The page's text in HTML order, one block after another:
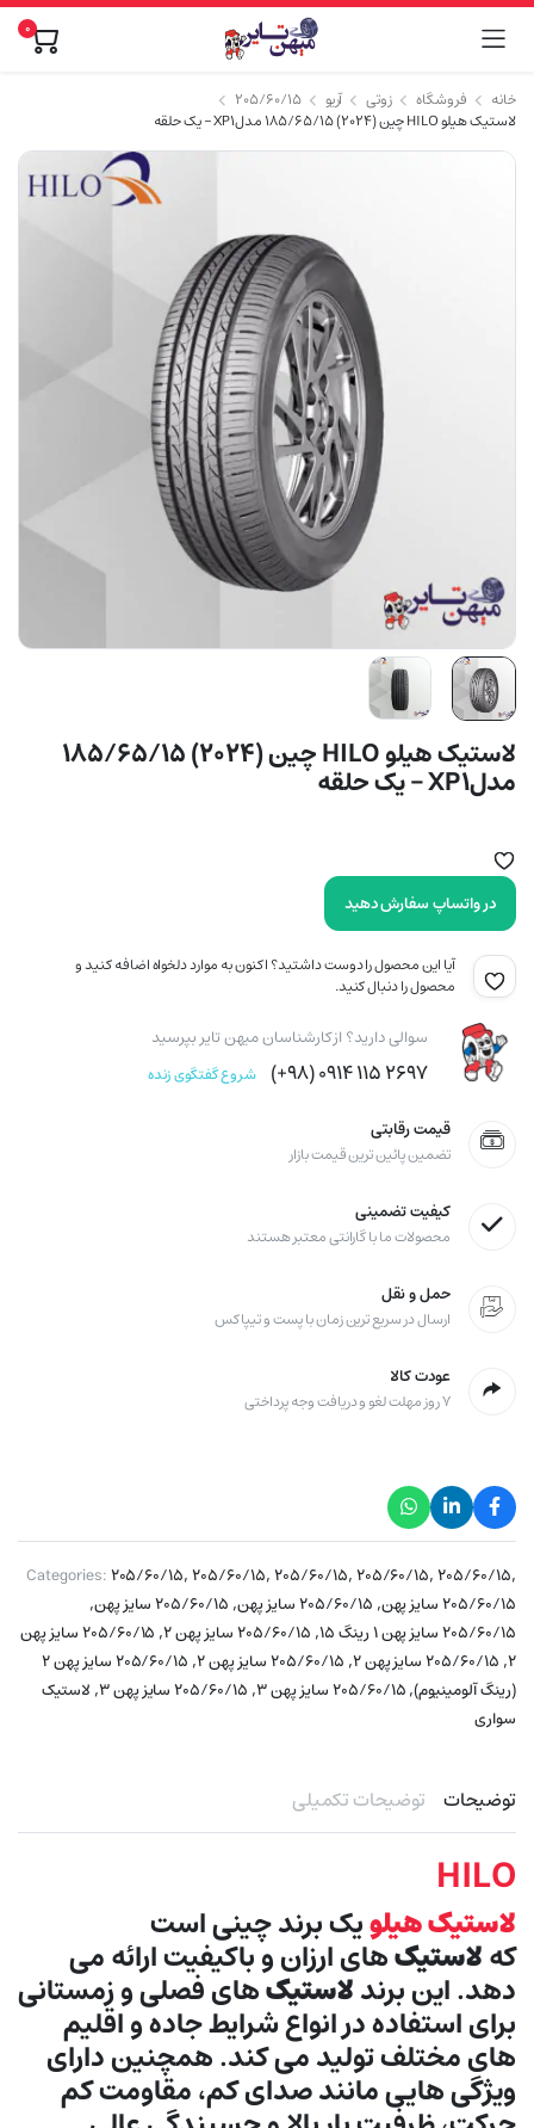
0
خانه فروشگاه زوتی آریو
۲۰۵/۶۰/۱۵
لاستیک هیلو HILO چین (2024) 185/65/15 مدلXP1 – یک حلقه
لاستیک هیلو HILO چین (2024) 185/65/15
مدلXP1 – یک حلقه
در واتساپ سفارش دهید
آیا این محصول را دوست داشتید؟ اکنون به موارد دلخواه اضافه کنید و
محصول را دنبال کنید.
سوالی دارید؟ از کارشناسان میهن تایر بپرسید
۲۶۹۷ ۱۱۵ ۰۹۱۴ (۹۸+) شروع گفتگوی زنده
قیمت رقابتی
تضمین پائین ترین قیمت بازار
کیفیت تضمینی
محصولات ما با گارانتی معتبر هستند
حمل و نقل
ارسال در سریع ترین زمان با پست و تیپاکس
عودت کالا
۷ روز مهلت لغو و دریافت وجه پرداختی
Categories:۲۰۵/۶۰/۱۵,۲۰۵/۶۰/۱۵,۲۰۵/۶۰/۱۵,۲۰۵/۶۰/۱۵,۲۰۵/۶۰/۱۵,
۲۰۵/۶۰/۱۵ سایز پهن , ۲۰۵/۶۰/۱۵ سایز پهن , ۲۰۵/۶۰/۱۵ سایز پهن ,
۲۰۵/۶۰/۱۵ سایز پهن ۱ رینگ ۱۵ , ۲۰۵/۶۰/۱۵ سایز پهن ۲ ,
۲۰۵/۶۰/۱۵ سایز پهن
۲, ۲۰۵/۶۰/۱۵ سایز پهن ۲ , ۲۰۵/۶۰/۱۵ سایز پهن ۲ ,
۲۰۵/۶۰/۱۵ سایز پهن ۲
(رینگ آلومینیوم),۲۰۵/۶۰/۱۵ سایز پهن ۳ , ۲۰۵/۶۰/۱۵ سایز پهن ۳ , لاستیک
سواری
توضیحات توضیحات تکمیلی
HILO
لاستیک هیلویک برند چینی است
کهلاستیکهای ارزان و باکیفیت ارائه می
دهد. این برندلاستیکهای فصلی و زمستانی
برای استفاده در انواع شرایط جاده و اقلیم
های مختلف تولید می کند. همچنین دارای
ویژگی هایی مانند صدای کم، مقاومت کم